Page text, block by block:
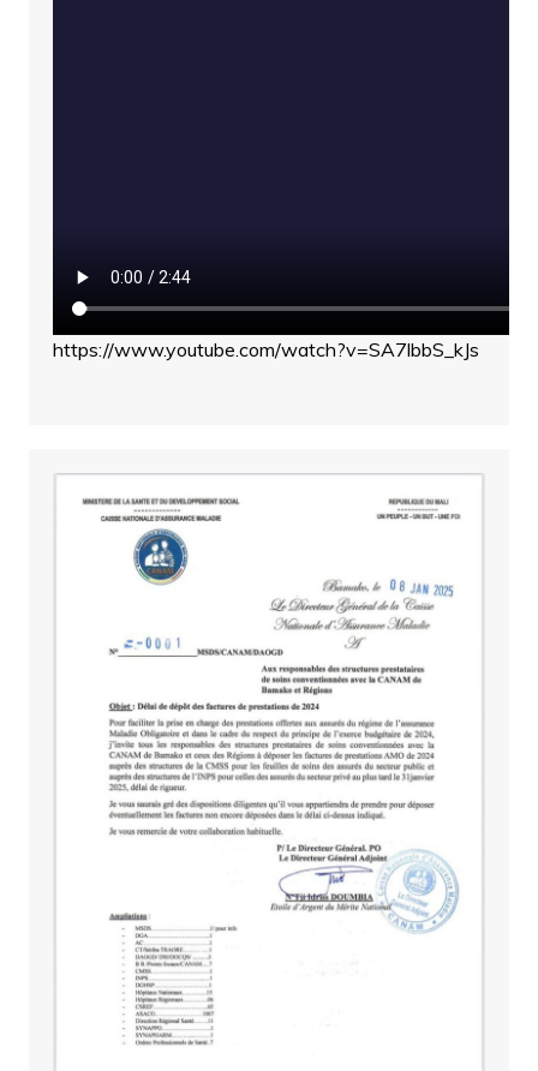
https://www.youtube.com/watch?v=SA7lbbS_kJs